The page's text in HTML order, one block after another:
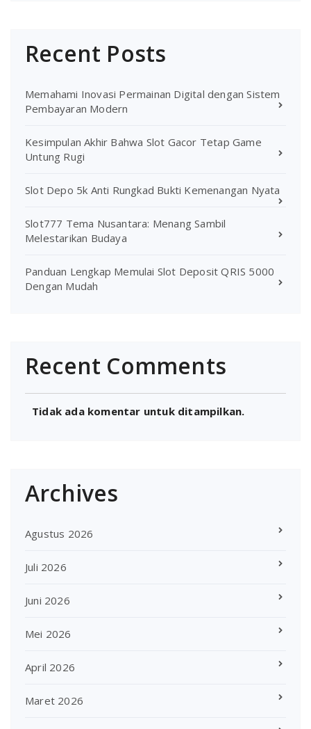
Recent Posts
Memahami Inovasi Permainan Digital dengan Sistem
Pembayaran Modern
Kesimpulan Akhir Bahwa Slot Gacor Tetap Game
Untung Rugi
Slot Depo 5k Anti Rungkad Bukti Kemenangan Nyata
Slot777 Tema Nusantara: Menang Sambil
Melestarikan Budaya
Panduan Lengkap Memulai Slot Deposit QRIS 5000
Dengan Mudah
Recent Comments
Tidak ada komentar untuk ditampilkan.
Archives
Agustus 2026
Juli 2026
Juni 2026
Mei 2026
April 2026
Maret 2026